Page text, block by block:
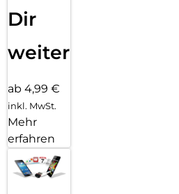
Dir
weiter
ab 4,99 €
inkl. MwSt.
Mehr
erfahren